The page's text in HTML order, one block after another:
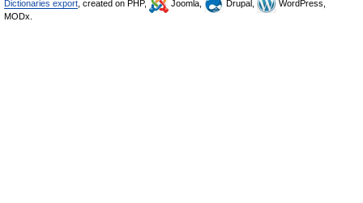
Dictionaries export , created on PHP, Joomla, Drupal,
WordPress,
MODx.